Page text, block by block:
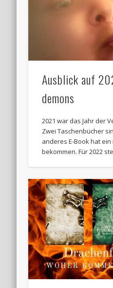
Ausblick auf
demons
2021 war das Jahr der
Zwei Taschenbücher
anderes E-Book hat
bekommen. Für 2022